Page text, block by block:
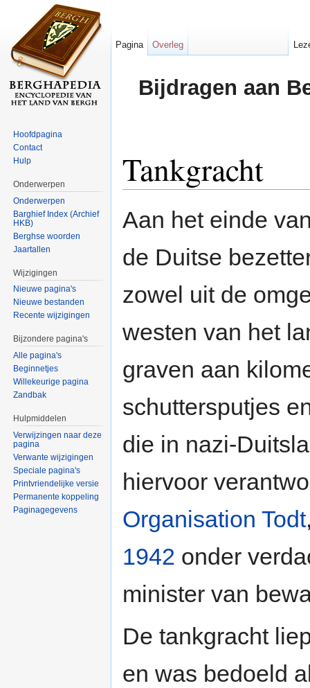
Bijdragen aan
Tankgracht
Aan het einde
de Duitse
zowel uit de
westen van het
graven aan
schuttersputjes
die in nazi-
hiervoor
Organisation Todt
1942 onder
minister van
De tankgracht
en was bedoeld
Pagina Overleg
Hoofdpagina
Contact
Hulp
Onderwerpen
Onderwerpen
Barghief Index (Archief
HKB)
Berghse woorden
Jaartallen
Wijzigingen
Nieuwe pagina's
Nieuwe bestanden
Recente wijzigingen
Bijzondere pagina's
Alle pagina's
Beginnetjes
Willekeurige pagina
Zandbak
Hulpmiddelen
Verwijzingen naar deze
pagina
Verwante wijzigingen
Speciale pagina's
Printvriendelijke versie
Permanente koppeling
Paginagegevens